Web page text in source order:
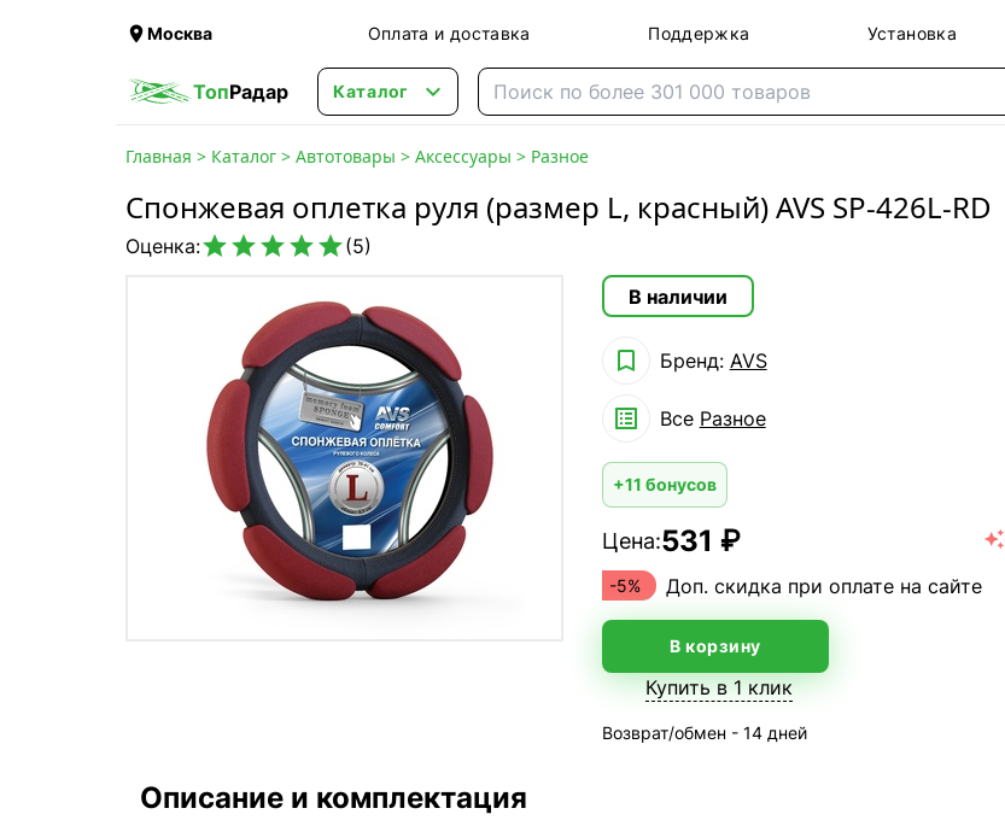
Москва Оплата и доставка Поддержка Установка
ТопРадар Каталог 
Главная > Каталог > Автотовары > Аксессуары > Разное
Спонжевая оплетка руля (размер L, красный) AVS SP-426L-RD
Оценка:(5)
В наличии
 Бренд: AVS
 Все Разное
+11 бонусов
Цена:531 ₽ 
-5% Доп. скидка при оплате на сайте
В корзину
Купить в 1 клик
Возврат/обмен - 14 дней
Описание и комплектация